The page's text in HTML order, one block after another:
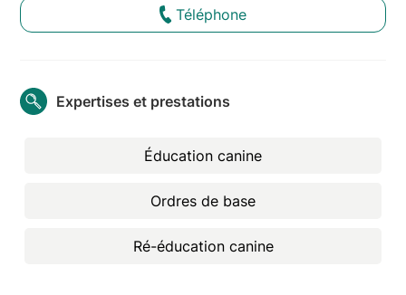
Téléphone
Expertises et prestations
Éducation canine
Ordres de base
Ré-éducation canine